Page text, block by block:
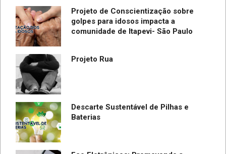
Projeto de Conscientização sobre
golpes para idosos impacta a
comunidade de Itapevi- São Paulo
Projeto Rua
Descarte Sustentável de Pilhas e
Baterias